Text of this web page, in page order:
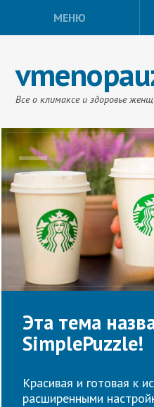
МЕНЮ
Все о климаксе и здоровье
Эта тема
SimplePuzzle!
Красивая и готовая к
расширенными